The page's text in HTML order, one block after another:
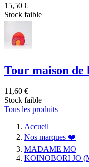
15,50 €
Stock faible
Tour maison
11,60 €
Stock faible
Tous les produits
Accueil
Nos marques ❤️
MADAME MO
KOINOBORI JO